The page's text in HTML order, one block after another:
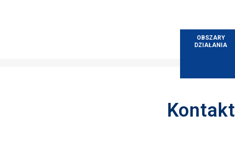
OBSZARY
DZIAŁANIA
Kontakt